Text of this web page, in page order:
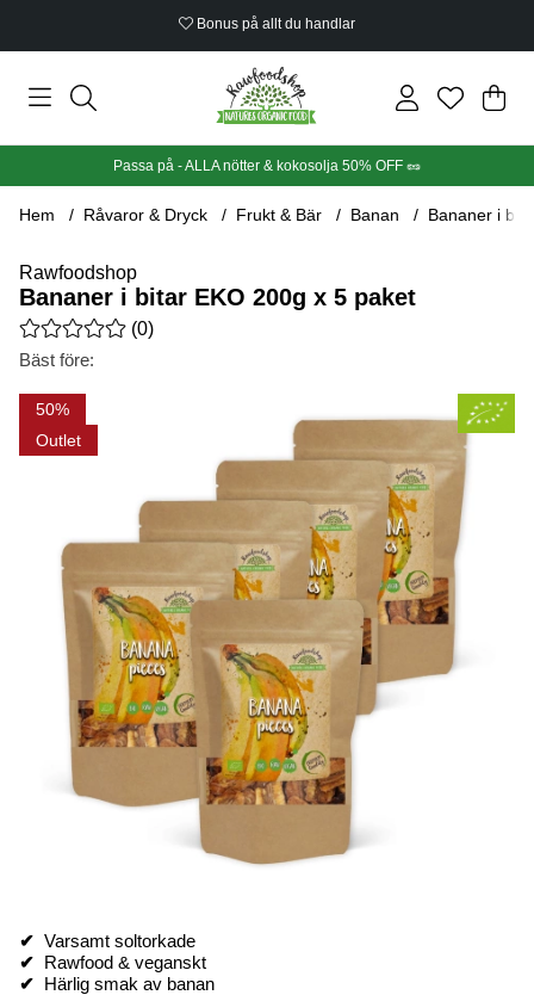
Bonus på allt du handlar
Din
.
Passa på - ALLA nötter & kokosolja 50% OFF 🥜
Hem Råvaror & Dryck Frukt & Bär Banan Bananer i
Rawfoodshop
Bananer i bitar EKO 200g x 5 paket
Medelbetyg 0 av 5 Antal betyg 0
(0)
Bäst före:
50
Outlet
Produktbilder Bananer i bitar EKO 200g x 5 paket
✔ Varsamt soltorkade
✔
Rawfood & veganskt
✔
Härlig smak av banan